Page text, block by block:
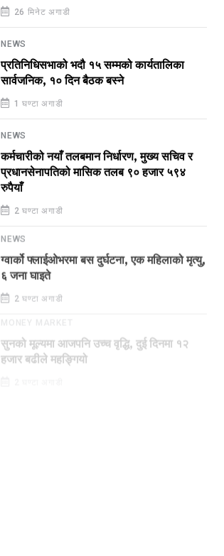
26 मिनेट अगाडी
NEWS
प्रतिनिधिसभाको भदौ १५ सम्मको कार्यतालिका
सार्वजनिक, १० दिन बैठक बस्ने
1 घण्टा अगाडी
NEWS
कर्मचारीको नयाँ तलबमान निर्धारण, मुख्य सचिव र
प्रधानसेनापतिको मासिक तलब ९० हजार ५९४
रुपैयाँ
2 घण्टा अगाडी
NEWS
ग्वार्को फ्लाईओभरमा बस दुर्घटना, एक महिलाको मृत्यु,
६ जना घाइते
2 घण्टा अगाडी
सुनको मूल्यमा आजपनि उच्च वृद्धि, दुई दिनमा १२